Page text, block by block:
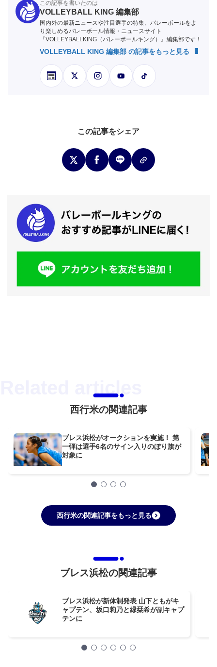
この記事を書いたのは
VOLLEYBALL KING 編集部
国内外の最新ニュースや注目選手の特集、バレーボールをよ
り楽しめるバレーボール情報・ニュースサイト
『VOLLEYBALLKING（バレーボールキング）』編集部です！
VOLLEYBALL KING 編集部 の記事をもっと見る
この記事をシェア
西行米の関連記事
ブレス浜松がオークションを実施！ 第
一弾は選手6名のサイン入りのぼり旗が
対象に
西行米の関連記事をもっと見る
ブレス浜松の関連記事
ブレス浜松が新体制発表 山下ともがキ
ャプテン、坂口莉乃と緑栞希が副キャプ
テンに